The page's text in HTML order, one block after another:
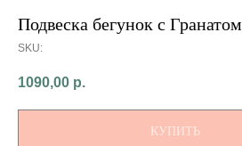
Подвеска бегунок с Гранатом
SKU:
1090,00 р.
КУПИТЬ